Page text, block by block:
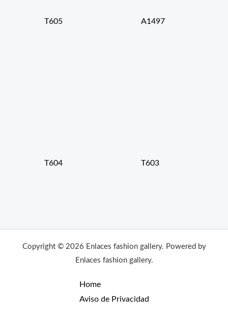
T605 A1497
T604 T603
Copyright © 2026 Enlaces fashion gallery. Powered by
Enlaces fashion gallery.
Home
Aviso de Privacidad